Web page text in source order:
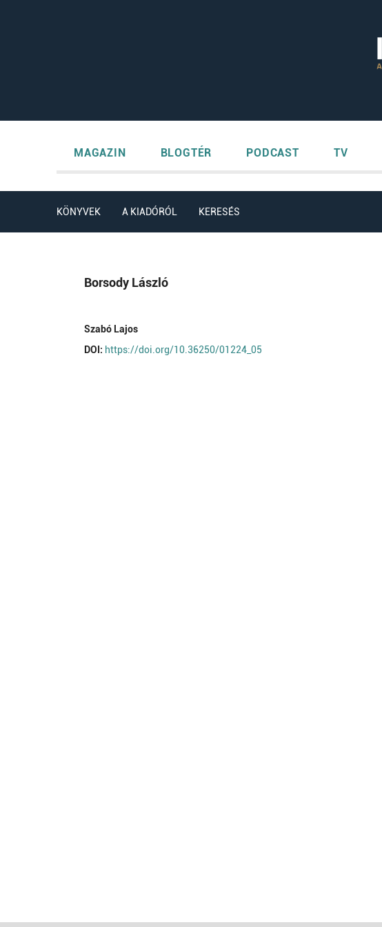
MAGAZIN BLOGTÉR PODCAST TV
KÖNYVEK A KIADÓRÓL KERESÉS
Borsody László
Szabó Lajos
DOI: https://doi.org/10.36250/01224_05